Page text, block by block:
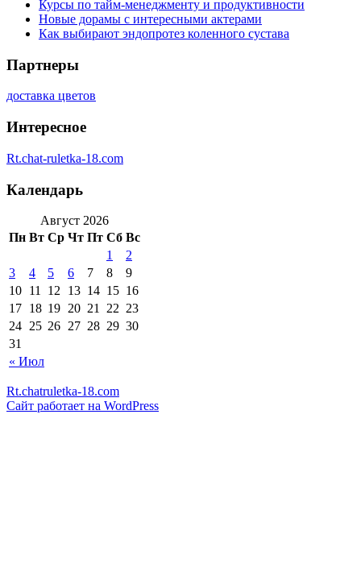
Курсы по тайм-менеджменту и продуктивности
Новые дорамы с интересными актерами
Как выбирают эндопротез коленного сустава
Партнеры
доставка цветов
Интересное
Rt.chat-ruletka-18.com
Календарь
Август 2026
Пн Вт Ср Чт Пт Сб Вс
« Июл
1
2
3
4 5 6 7 8
9
10 11 12 13 14 15 16
17 18 19 20 21 22 23
24 25 26 27 28 29 30
31
Rt.chatruletka-18.com
Сайт работает на WordPress